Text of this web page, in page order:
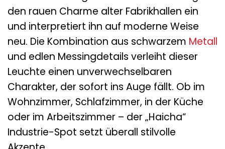
den rauen Charme alter Fabrikhallen ein
und interpretiert ihn auf moderne Weise
neu. Die Kombination aus schwarzem Metall
und edlen Messingdetails verleiht dieser
Leuchte einen unverwechselbaren
Charakter, der sofort ins Auge fällt. Ob im
Wohnzimmer, Schlafzimmer, in der Küche
oder im Arbeitszimmer – der „Haicha“
Industrie-Spot setzt überall stilvolle